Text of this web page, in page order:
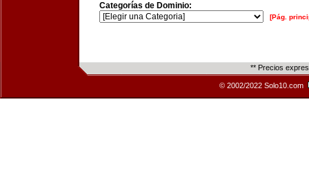
Categorías de Dominio:
[Pág.
** Precios
© 2002/2022 Solo10.com